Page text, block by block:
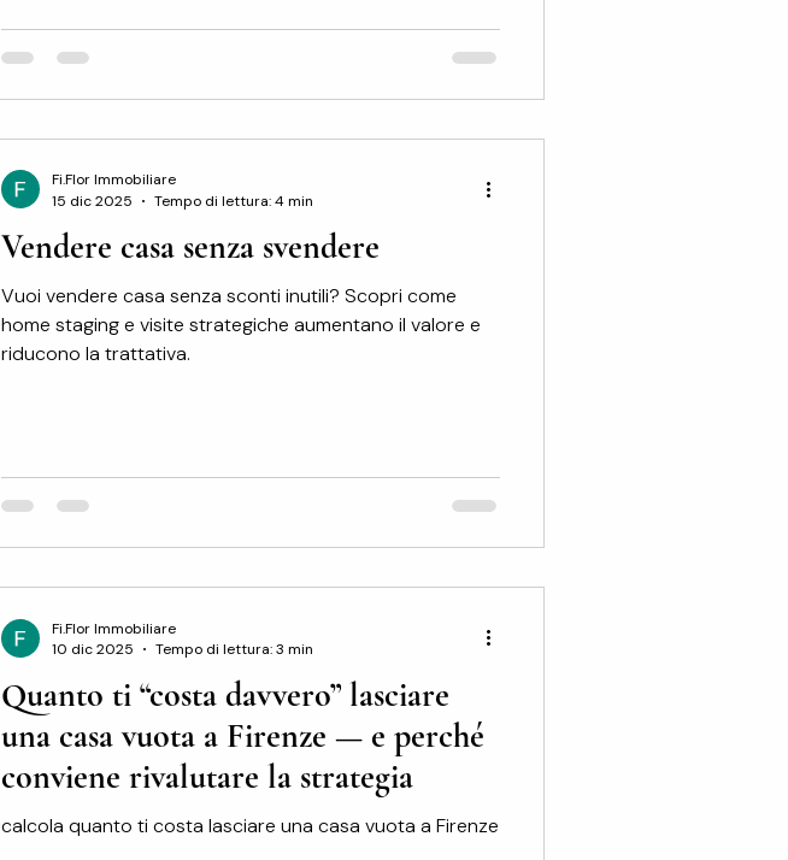
chiarisce definitivamente il quadro giuridico e segna un
Vendere casa senza svendere
Vuoi vendere casa senza sconti inutili? Scopri come
home staging e visite strategiche aumentano il valore e
riducono la trattativa.
Fi.Flor Immobiliare
15 dic 2025
Tempo di lettura: 4 min
Quanto ti “costa davvero” lasciare
una casa vuota a Firenze — e perché
conviene rivalutare la strategia
calcola quanto ti costa lasciare una casa vuota a Firenze
Fi.Flor Immobiliare
10 dic 2025
Tempo di lettura: 3 min